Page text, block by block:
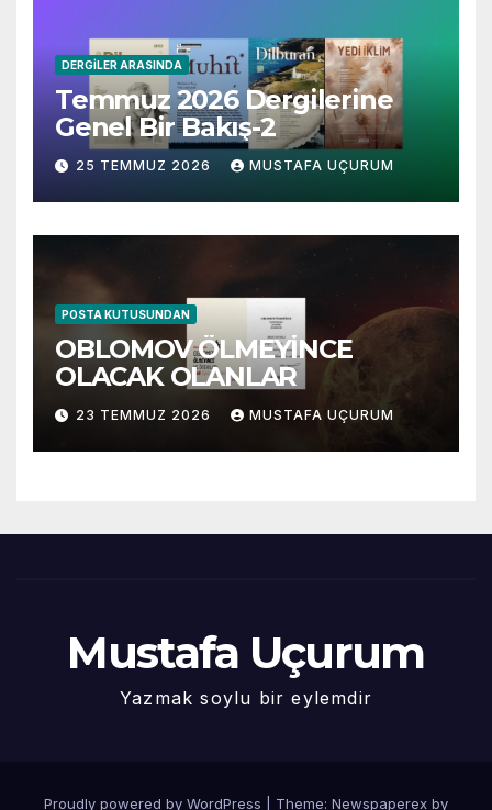
DERGILER ARASINDA
Temmuz 2026 Dergilerine
Genel Bir Bakış-2
25 TEMMUZ 2026 MUSTAFA UÇURUM
POSTA KUTUSUNDAN
OBLOMOV ÖLMEYİNCE
OLACAK OLANLAR
23 TEMMUZ 2026 MUSTAFA UÇURUM
Mustafa Uçurum
Yazmak soylu bir eylemdir
Proudly powered by WordPress Theme: Newspaperex by